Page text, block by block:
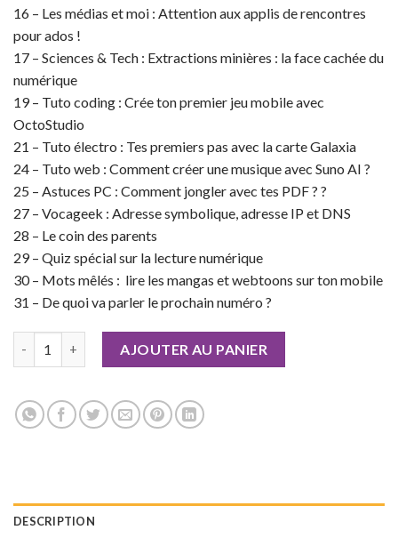
16 – Les médias et moi : Attention aux applis de rencontres
pour ados !
17 – Sciences & Tech : Extractions minières : la face cachée du
numérique
19 – Tuto coding : Crée ton premier jeu mobile avec
OctoStudio
21 – Tuto électro : Tes premiers pas avec la carte Galaxia
24 – Tuto web : Comment créer une musique avec Suno AI ?
25 – Astuces PC : Comment jongler avec tes PDF ? ?
27 – Vocageek : Adresse symbolique, adresse IP et DNS
28 – Le coin des parents
29 – Quiz spécial sur la lecture numérique
30 – Mots mêlés : lire les mangas et webtoons sur ton mobile
31 – De quoi va parler le prochain numéro ?
AJOUTER AU PANIER
DESCRIPTION